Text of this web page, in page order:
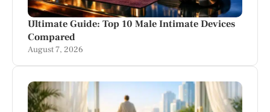
Ultimate Guide: Top 10 Male Intimate Devices
Compared
August 7, 2026